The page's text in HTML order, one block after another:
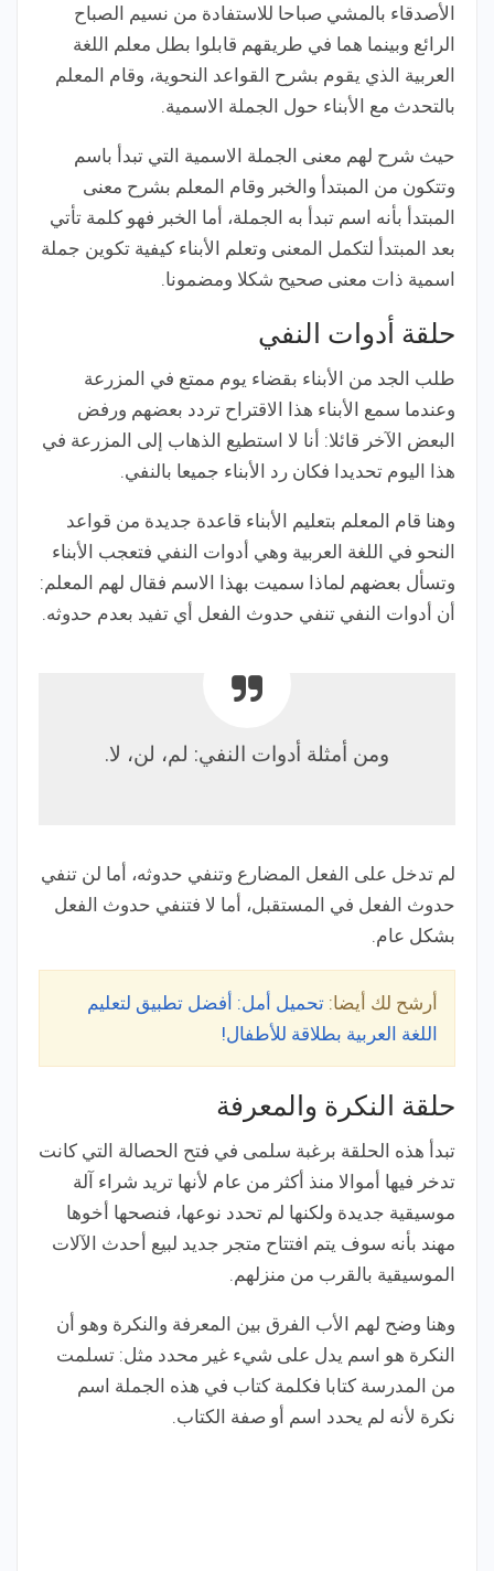
الأصدقاء بالمشي صباحا للاستفادة من نسيم الصباح
الرائع وبينما هما في طريقهم قابلوا بطل معلم اللغة
العربية الذي يقوم بشرح القواعد النحوية، وقام المعلم
بالتحدث مع الأبناء حول الجملة الاسمية.
حيث شرح لهم معنى الجملة الاسمية التي تبدأ باسم
وتتكون من المبتدأ والخبر وقام المعلم بشرح معنى
المبتدأ بأنه اسم تبدأ به الجملة، أما الخبر فهو كلمة تأتي
بعد المبتدأ لتكمل المعنى وتعلم الأبناء كيفية تكوين جملة
اسمية ذات معنى صحيح شكلا ومضمونا.
حلقة أدوات النفي
طلب الجد من الأبناء بقضاء يوم ممتع في المزرعة
وعندما سمع الأبناء هذا الاقتراح تردد بعضهم ورفض
البعض الآخر قائلا: أنا لا استطيع الذهاب إلى المزرعة في
هذا اليوم تحديدا فكان رد الأبناء جميعا بالنفي.
وهنا قام المعلم بتعليم الأبناء قاعدة جديدة من قواعد
النحو في اللغة العربية وهي أدوات النفي فتعجب الأبناء
وتسأل بعضهم لماذا سميت بهذا الاسم فقال لهم المعلم:
أن أدوات النفي تنفي حدوث الفعل أي تفيد بعدم حدوثه.
ومن أمثلة أدوات النفي: لم، لن، لا.
لم تدخل على الفعل المضارع وتنفي حدوثه، أما لن تنفي
حدوث الفعل في المستقبل، أما لا فتنفي حدوث الفعل
بشكل عام.
أرشح لك أيضا: تحميل أمل: أفضل تطبيق لتعليم
اللغة العربية بطلاقة للأطفال!
حلقة النكرة والمعرفة
تبدأ هذه الحلقة برغبة سلمى في فتح الحصالة التي كانت
تدخر فيها أموالا منذ أكثر من عام لأنها تريد شراء آلة
موسيقية جديدة ولكنها لم تحدد نوعها، فنصحها أخوها
مهند بأنه سوف يتم افتتاح متجر جديد لبيع أحدث الآلات
الموسيقية بالقرب من منزلهم.
وهنا وضح لهم الأب الفرق بين المعرفة والنكرة وهو أن
النكرة هو اسم يدل على شيء غير محدد مثل: تسلمت
من المدرسة كتابا فكلمة كتاب في هذه الجملة اسم
نكرة لأنه لم يحدد اسم أو صفة الكتاب.